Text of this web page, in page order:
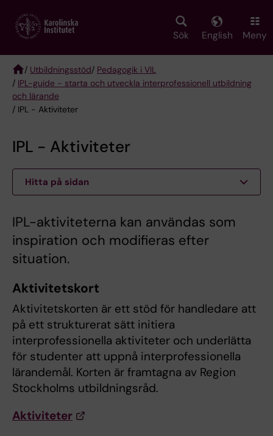
main
Sök English Meny
Breadcrumb
/ Utbildningsstöd/ Pedagogik i VIL
/ IPL-guide - starta och utveckla interprofessionell utbildning
och lärande
/ IPL - Aktiviteter
IPL - Aktiviteter
Hitta på sidan
IPL-aktiviteterna kan användas som
inspiration och modifieras efter
situation.
Aktivitetskort
Aktivitetskorten är ett stöd för handledare att
på ett strukturerat sätt initiera
interprofessionella aktiviteter och underlätta
för studenter att uppnå interprofessionella
lärandemål. Korten är framtagna av Region
Stockholms utbildningsråd.
Aktiviteter